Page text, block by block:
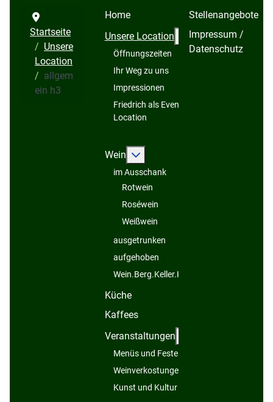
Startseite
Unsere
Location
allgem
ein h3
Home
Unsere Location
Weitere
Öffnungszeiten
Ihr Weg zu uns
Impressionen
Friedrich als Event-
Location
Wein Weitere Informationen: Wein
im Ausschank
Rotwein
Roséwein
Weißwein
ausgetrunken
aufgehoben
Wein.Berg.Keller.Kelter...
Küche
Kaffees
Veranstaltungen
Menüs und Festessen
Weinverkostungen
Kunst und Kultur
Stellenangebote
Impressum /
Datenschutz